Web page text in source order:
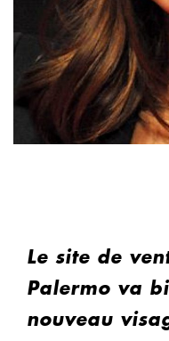
Le site de
Palermo va
nouveau